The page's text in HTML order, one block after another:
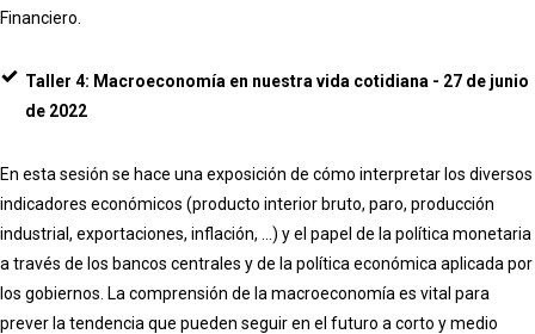
Financiero.
Taller 4: Macroeconomía en nuestra vida cotidiana - 27 de junio
de 2022
En esta sesión se hace una exposición de cómo interpretar los diversos
indicadores económicos (producto interior bruto, paro, producción
industrial, exportaciones, inflación, ...) y el papel de la política monetaria
a través de los bancos centrales y de la política económica aplicada por
los gobiernos. La comprensión de la macroeconomía es vital para
prever la tendencia que pueden seguir en el futuro a corto y medio